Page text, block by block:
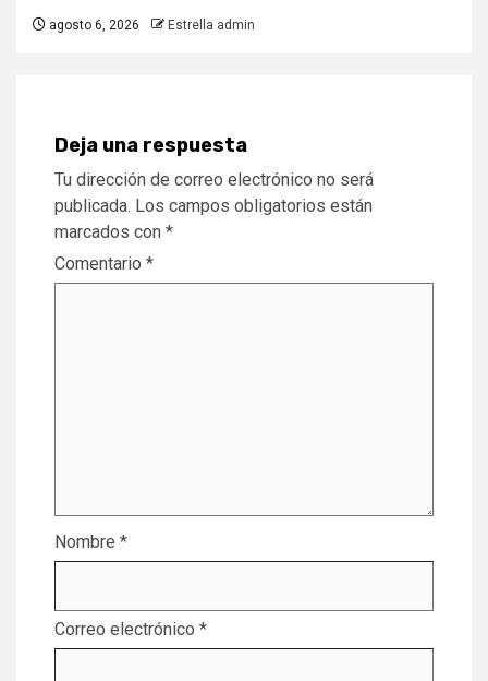
agosto 6, 2026 Estrella admin
Deja una respuesta
Tu dirección de correo electrónico no será
publicada. Los campos obligatorios están
marcados con *
Comentario *
Nombre *
Correo electrónico *